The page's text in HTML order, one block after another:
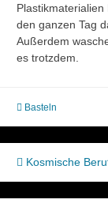
den ganzen Tag
Außerdem
es trotzdem.
Basteln
Kosmische